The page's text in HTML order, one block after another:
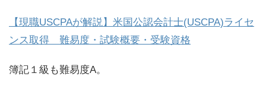
【現職USCPAが解説】米国公認会計士(USCPA)ライセ
ンス取得 難易度・試験概要・受験資格
簿記１級も難易度A。